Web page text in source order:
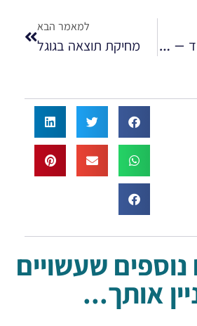
איש עסקים חשוד – ניהול מוניטין לאנשי עסקים
למאמר הבא
מחיקת תוצאה בגוגל
שעשויים
אותך...